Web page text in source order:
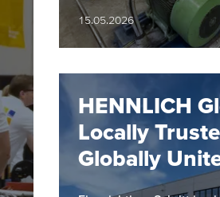
Infrastruktur der
15.05.2026
HENNLICH
Locally
Globally